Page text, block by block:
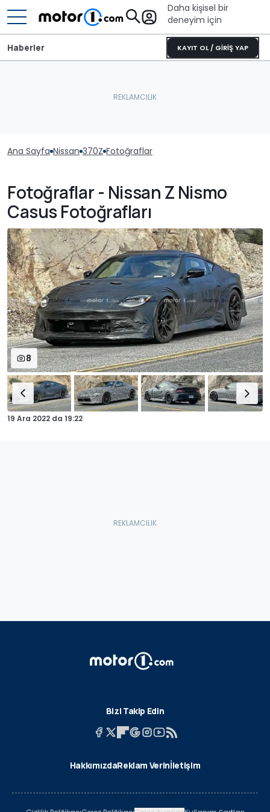
Daha kişisel bir
deneyim için
KAYIT OL / GİRİŞ YAP
Haberler
Ana Sayfa Nissan 370Z Fotoğraflar
Fotoğraflar - Nissan Z Nismo
Casus Fotoğrafları
8
19 Ara 2022 da 19:22
Bizi Takip Edin
HakkımızdaReklam Verinİletişim